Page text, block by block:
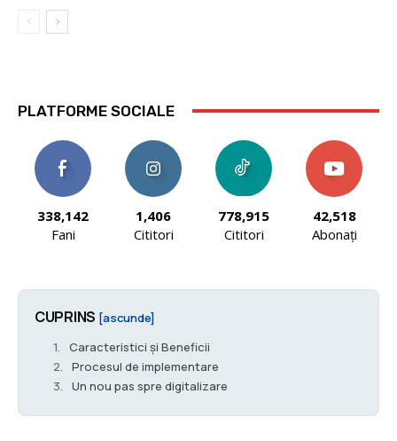
PLATFORME SOCIALE
338,142
Fani
1,406
Cititori
778,915
Cititori
42,518
Abonați
CUPRINS [ascunde]
Caracteristici și Beneficii
Procesul de implementare
Un nou pas spre digitalizare